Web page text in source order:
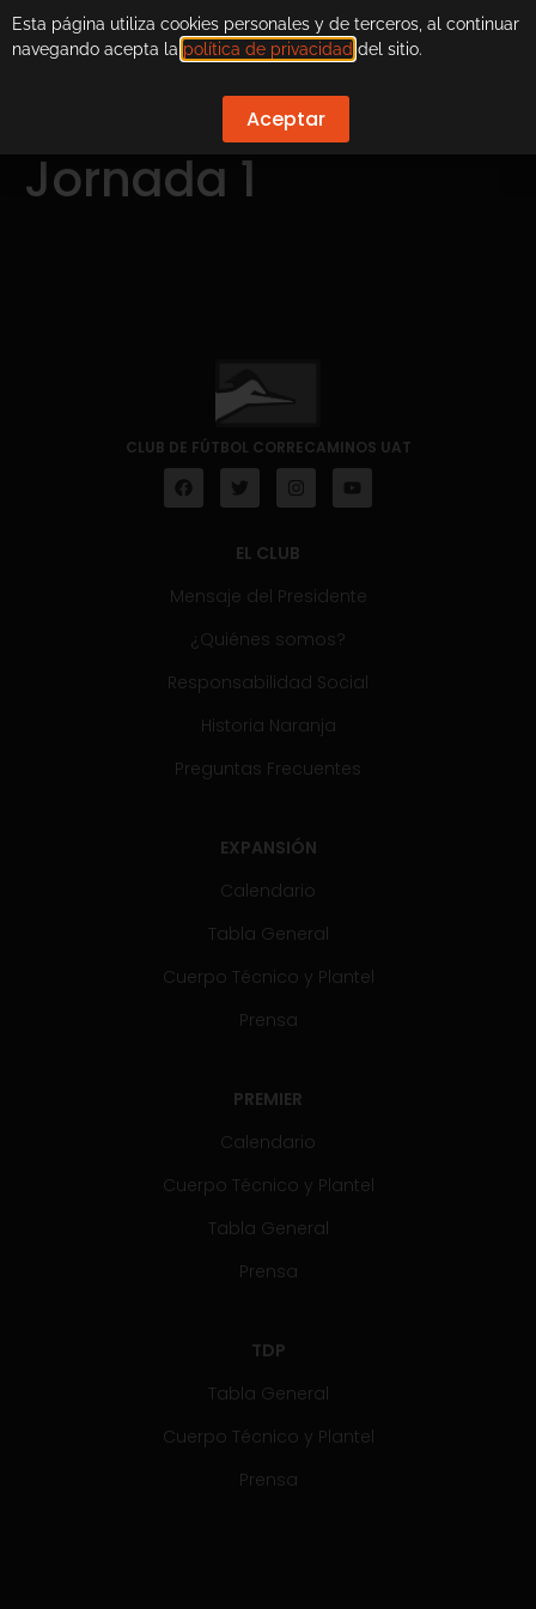
Jornada 1
CLUB DE FÚTBOL CORRECAMINOS UAT
EL CLUB
Mensaje del Presidente
¿Quiénes somos?
Responsabilidad Social
Historia Naranja
Preguntas Frecuentes
EXPANSIÓN
Calendario
Tabla General
Cuerpo Técnico y Plantel
Prensa
PREMIER
Calendario
Cuerpo Técnico y Plantel
Tabla General
Prensa
TDP
Tabla General
Cuerpo Técnico y Plantel
Prensa
Esta página utiliza cookies personales y de terceros, al continuar
navegando acepta la política de privacidad del sitio.
Aceptar